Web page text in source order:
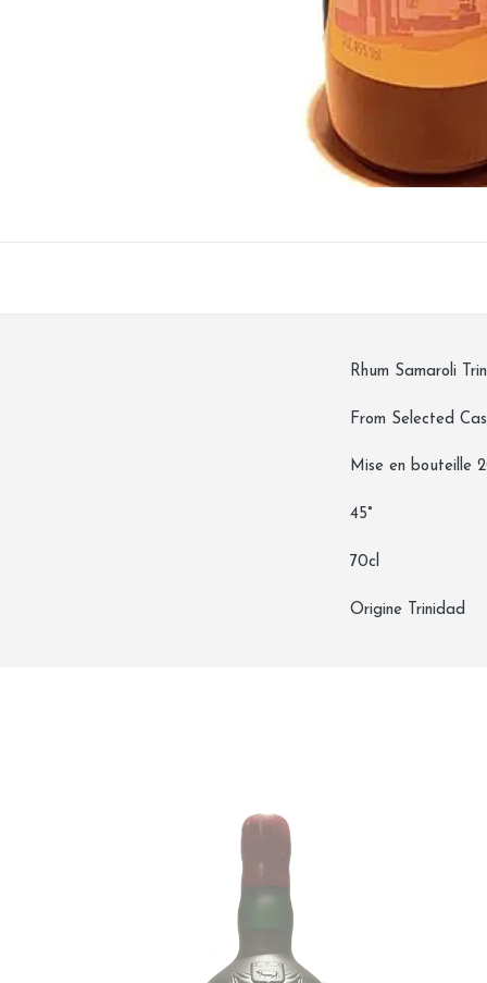
Rhum Samaroli
From Selected
Mise en bouteille
45°
70cl
Origine Trinidad